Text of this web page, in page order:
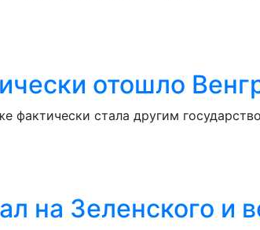
отошло
фактически стала другим
на Зеленского и